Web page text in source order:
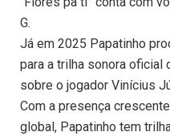
G.
Já em 2025 Papatinho
para a trilha sonora oficial
sobre o jogador Vinícius
Com a presença
global, Papatinho tem